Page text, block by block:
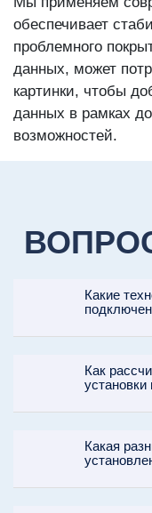
обеспечивает
проблемного
данных, может
картинки, чтобы
данных в рамках
возможностей.
Какие
Как
Какая